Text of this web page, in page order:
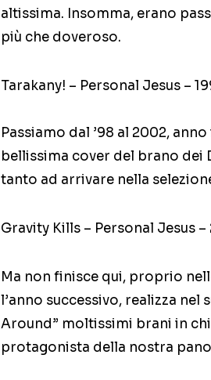
altissima. Insomma, erano
più che doveroso.
Tarakany! – Personal Jesus –
Passiamo dal ’98 al 2002, anno
bellissima cover del brano dei
tanto ad arrivare nella
Gravity Kills – Personal Jesus –
Ma non finisce qui, proprio
l’anno successivo, realizza nel
Around” moltissimi brani in
protagonista della nostra